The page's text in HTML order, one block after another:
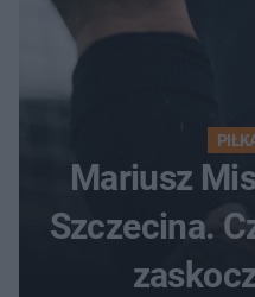
Mariusz
Szczecina.